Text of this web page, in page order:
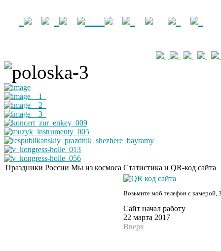
Праздники России Мы из космоса Статистика и QR-код сайта
Возьмите моб телефон с камерой,
Сайт начал работу
22 марта 2017
Вверх